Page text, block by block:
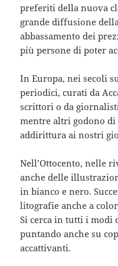
preferiti della nuova
grande diffusione
abbassamento dei
più persone di poter
In Europa, nei secoli
periodici, curati da
scrittori o da
mentre altri godono di
addirittura ai nostri
Nell’Ottocento, nelle
anche delle
in bianco e nero.
litografie anche a
Si cerca in tutti i modi
puntando anche su
accattivanti.